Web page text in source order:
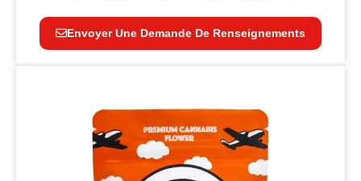
Envoyer Une Demande De Renseignements